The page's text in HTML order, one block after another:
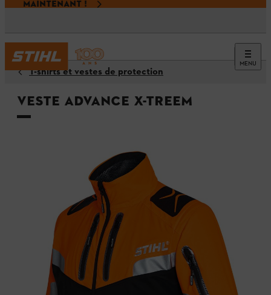
MAINTENANT !
MENU
T-shirts et vestes de protection
Veste ADVANCE X-TREEm